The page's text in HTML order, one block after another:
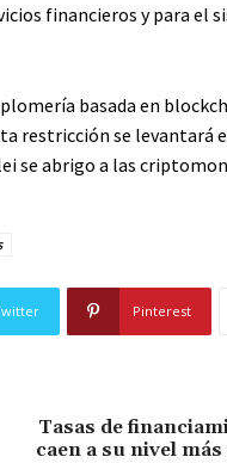
financieros y para el
basada en
restricción se levantará
se abrigo a las
Pinterest
Tasas de
caen a su nivel